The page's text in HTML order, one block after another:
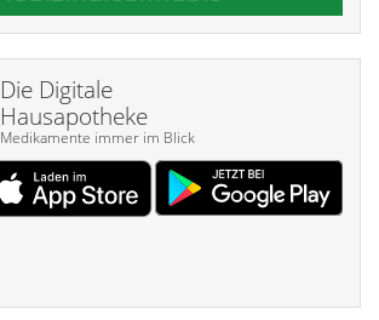
Die Digitale
Hausapotheke
Medikamente immer im Blick